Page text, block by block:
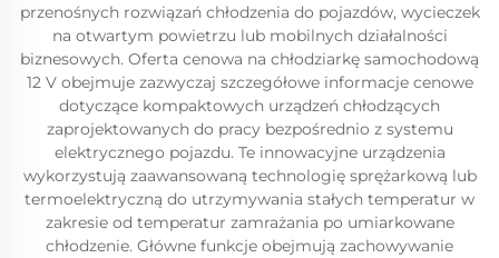
przenośnych rozwiązań chłodzenia do pojazdów, wycieczek
na otwartym powietrzu lub mobilnych działalności
biznesowych. Oferta cenowa na chłodziarkę samochodową
12 V obejmuje zazwyczaj szczegółowe informacje cenowe
dotyczące kompaktowych urządzeń chłodzących
zaprojektowanych do pracy bezpośrednio z systemu
elektrycznego pojazdu. Te innowacyjne urządzenia
wykorzystują zaawansowaną technologię sprężarkową lub
termoelektryczną do utrzymywania stałych temperatur w
zakresie od temperatur zamrażania po umiarkowane
chłodzenie. Główne funkcje obejmują zachowywanie